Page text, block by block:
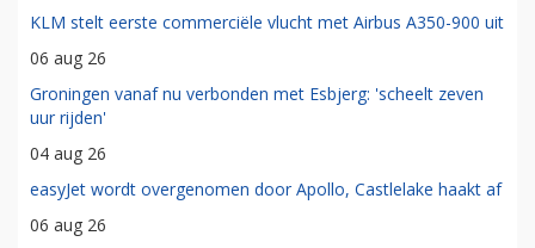
KLM stelt eerste commerciële vlucht met Airbus A350-900 uit
06 aug 26
Groningen vanaf nu verbonden met Esbjerg: 'scheelt zeven
uur rijden'
04 aug 26
easyJet wordt overgenomen door Apollo, Castlelake haakt af
06 aug 26